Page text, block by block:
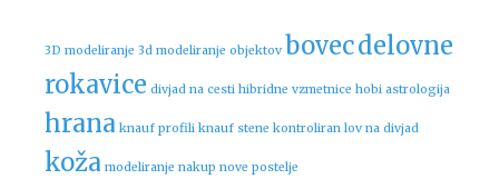
3D modeliranje 3d modeliranje objektov bovecdelovne
rokavice divjad na cesti hibridne vzmetnice hobi astrologija
hrana knauf profili knauf stene kontroliran lov na divjad
koža modeliranje nakup nove postelje